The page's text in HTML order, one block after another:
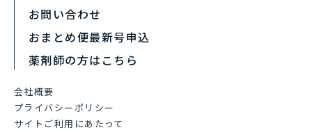
お問い合わせ
おまとめ便最新号申込
薬剤師の方はこちら
会社概要
プライバシーポリシー
サイトご利用にあたって